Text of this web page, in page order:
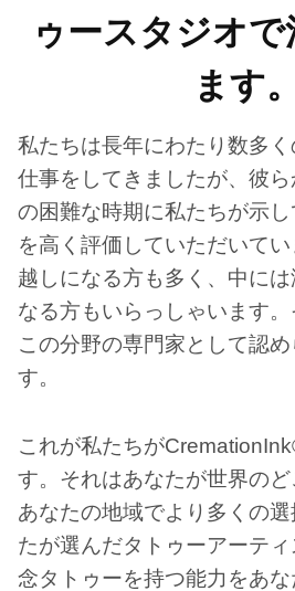
ゥースタジオ
ます。
私たちは長年にわたり数多
仕事をしてきましたが、彼
の困難な時期に私たちが示
を高く評価していただいて
越しになる方も多く、中に
なる方もいらっしゃいます
この分野の専門家として認
す。
これが私たちが
す。それはあなたが世界の
あなたの地域でより多くの
たが選んだタトゥーアーテ
念タトゥーを持つ能力をあ